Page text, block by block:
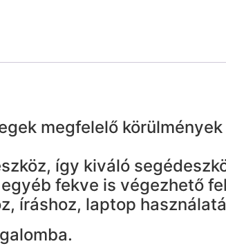
megfelelő
így kiváló
fekve is végezhető
íráshoz, laptop